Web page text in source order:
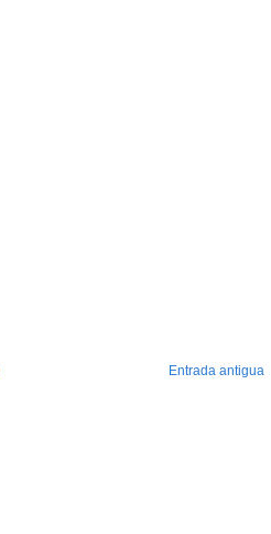
Entrada antigua